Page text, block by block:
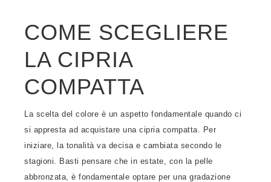
COME SCEGLIERE
LA CIPRIA
COMPATTA
La scelta del colore è un aspetto fondamentale quando ci
si appresta ad acquistare una cipria compatta. Per
iniziare, la tonalità va decisa e cambiata secondo le
stagioni. Basti pensare che in estate, con la pelle
abbronzata, è fondamentale optare per una gradazione